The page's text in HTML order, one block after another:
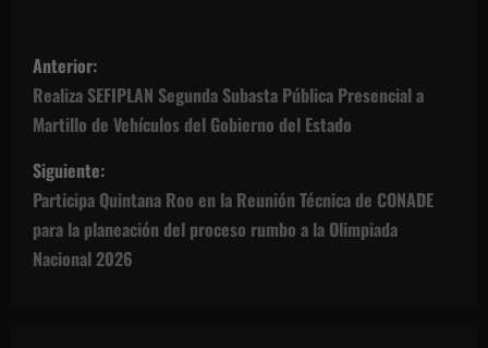
N
a
v
e
g
Anterior:
Realiza SEFIPLAN Segunda Subasta Pública Presencial a
Martillo de Vehículos del Gobierno del Estado
Siguiente:
Participa Quintana Roo en la Reunión Técnica de CONADE
para la planeación del proceso rumbo a la Olimpiada
Nacional 2026